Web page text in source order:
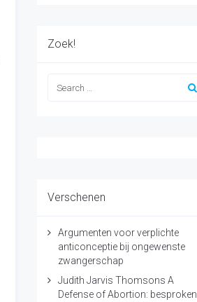
Zoek!
Verschenen
Argumenten voor verplichte
anticonceptie bij ongewenste
zwangerschap
Judith Jarvis Thomsons A
Defense of Abortion: besproken